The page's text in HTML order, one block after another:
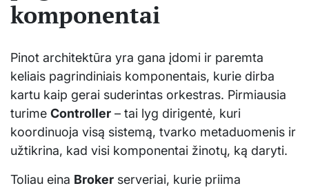
komponentai
Pinot architektūra yra gana įdomi ir paremta
keliais pagrindiniais komponentais, kurie dirba
kartu kaip gerai suderintas orkestras. Pirmiausia
turime Controller – tai lyg dirigentė, kuri
koordinuoja visą sistemą, tvarko metaduomenis ir
užtikrina, kad visi komponentai žinotų, ką daryti.
Toliau eina Broker serveriai, kurie priima